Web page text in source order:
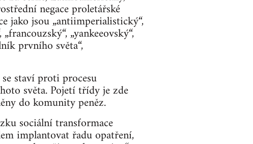
negace proletářské
jako jsou „antiimperialistický“,
„yankeeovský“,
prvního světa“,
staví proti procesu
světa. Pojetí třídy je zde
do komunity peněz.
sociální transformace
implantovat řadu opatření,